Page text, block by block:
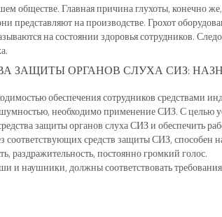
обществе. Главная причина глухоты, конечно
представляют на производстве. Грохот
на состоянии здоровья сотрудников.
ЗАЩИТЫ ОРГАНОВ СЛУХА СИЗ:
обеспечения сотрудников средствами
необходимо применение СИЗ. С целью
защиты органов слуха СИЗ и обеспечить
средств защиты СИЗ, способен
раздражительность, постоянно громкий голос.
и наушники, должны соответствовать